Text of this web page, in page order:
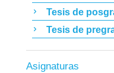
Tesis de
Tesis de
Asignaturas